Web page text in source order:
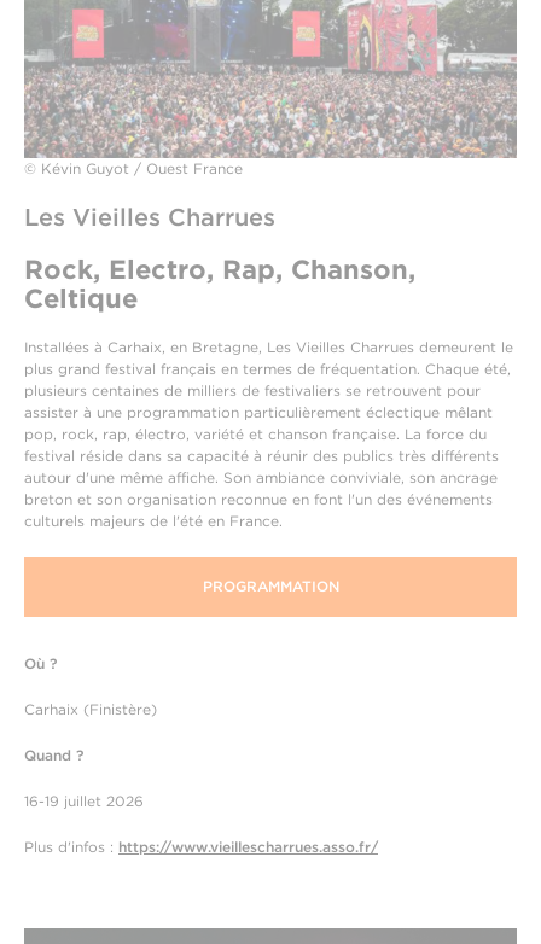
© Kévin Guyot / Ouest France
Les Vieilles Charrues
Rock, Electro, Rap, Chanson,
Celtique
Installées à Carhaix, en Bretagne, Les Vieilles Charrues demeurent le
plus grand festival français en termes de fréquentation. Chaque été,
plusieurs centaines de milliers de festivaliers se retrouvent pour
assister à une programmation particulièrement éclectique mêlant
pop, rock, rap, électro, variété et chanson française. La force du
festival réside dans sa capacité à réunir des publics très différents
autour d'une même affiche. Son ambiance conviviale, son ancrage
breton et son organisation reconnue en font l'un des événements
culturels majeurs de l'été en France.
PROGRAMMATION
Où ?
Carhaix (Finistère)
Quand ?
16-19 juillet 2026
Plus d'infos : https://www.vieillescharrues.asso.fr/